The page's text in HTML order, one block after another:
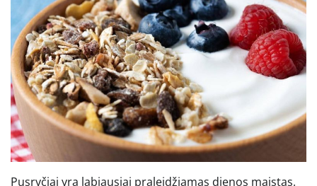
Pusryčiai yra labiausiai praleidžiamas dienos maistas.